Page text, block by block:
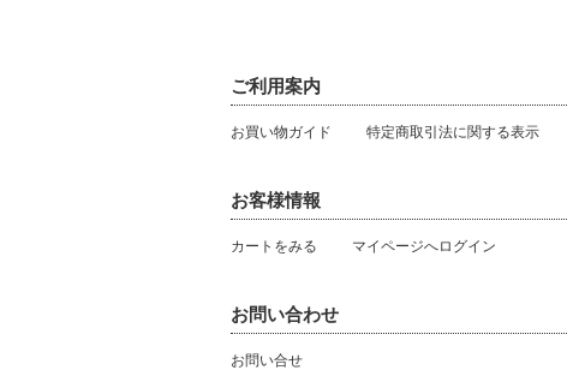
ご利用案内
お買い物ガイド 特定商取引法に関する表示
お客様情報
カートをみる マイページへログイン
お問い合わせ
お問い合せ